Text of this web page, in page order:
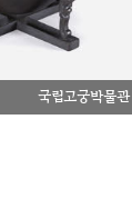
국립고궁박물관